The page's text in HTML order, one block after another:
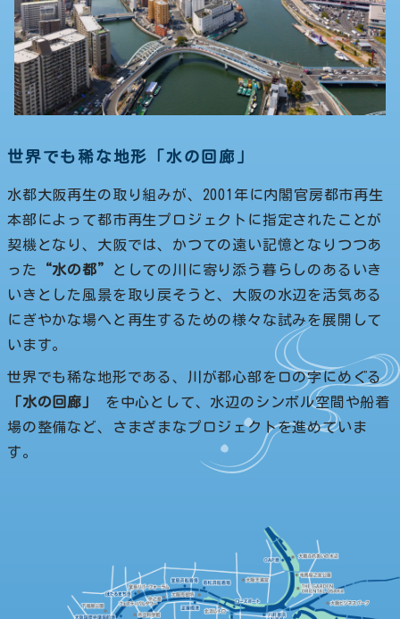
世界でも稀な地形「水の回廊」
水都大阪再生の取り組みが、2001年に内閣官房都市再生
本部によって都市再生プロジェクトに指定されたことが
契機となり、大阪では、かつての遠い記憶となりつつあ
った
“水の都”
としての川に寄り添う暮らしのあるいき
いきとした風景を取り戻そうと、大阪の水辺を活気ある
にぎやかな場へと再生するための様々な試みを展開して
います。
世界でも稀な地形である、川が都心部をロの字にめぐる
「水の回廊」
を中心として、水辺のシンボル空間や船着
場の整備など、さまざまなプロジェクトを進めていま
す。